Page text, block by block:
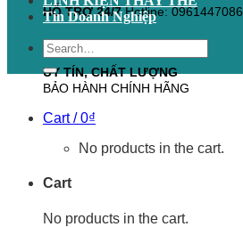
HỖ TRỢ 24/7Hotline: 0961447086
UY TÍN, CHẤT LƯỢNG
BẢO HÀNH CHÍNH HÃNG
Cart /0₫
No products in the cart.
Cart
No products in the cart.
Tin Doanh Nghiệp
Search
for: